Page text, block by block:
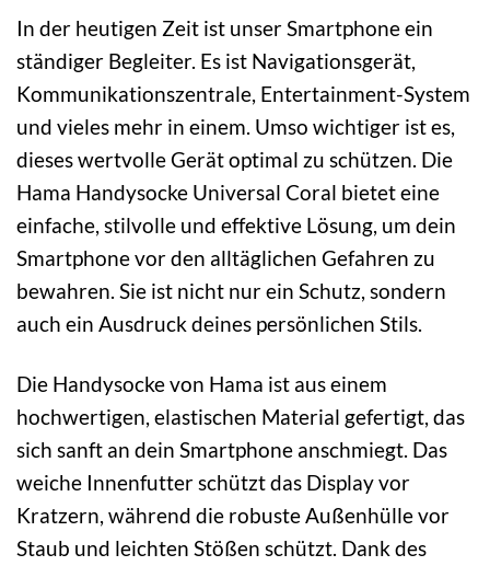
In der heutigen Zeit ist unser Smartphone ein
ständiger Begleiter. Es ist Navigationsgerät,
Kommunikationszentrale, Entertainment-System
und vieles mehr in einem. Umso wichtiger ist es,
dieses wertvolle Gerät optimal zu schützen. Die
Hama Handysocke Universal Coral bietet eine
einfache, stilvolle und effektive Lösung, um dein
Smartphone vor den alltäglichen Gefahren zu
bewahren. Sie ist nicht nur ein Schutz, sondern
auch ein Ausdruck deines persönlichen Stils.
Die Handysocke von Hama ist aus einem
hochwertigen, elastischen Material gefertigt, das
sich sanft an dein Smartphone anschmiegt. Das
weiche Innenfutter schützt das Display vor
Kratzern, während die robuste Außenhülle vor
Staub und leichten Stößen schützt. Dank des